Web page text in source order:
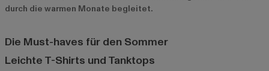
durch die warmen Monate begleitet.
Die Must-haves für den Sommer
Leichte T-Shirts und Tanktops